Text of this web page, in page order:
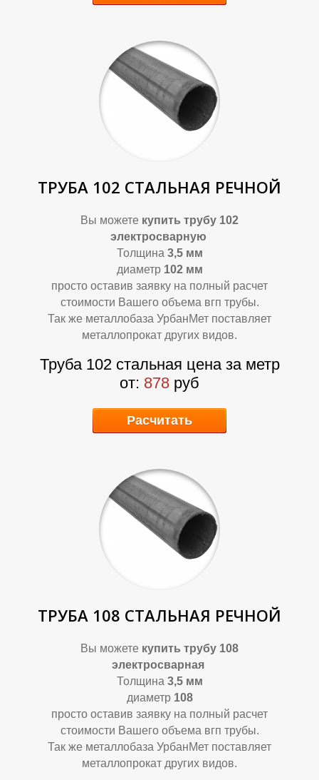
У
Т
ТРУБА 102 СТАЛЬНАЯ РЕЧНОЙ
Вы можете купить трубу 102
электросварную
Толщина 3,5 мм
диаметр 102 мм
просто оставив заявку на полный расчет
стоимости Вашего объема вгп трубы.
Так же металлобаза УрбанМет поставляет
металлопрокат других видов.
Труба 102 стальная цена за метр
от: 878 руб
Расчитать
ТРУБА 108 СТАЛЬНАЯ РЕЧНОЙ
Вы можете купить трубу 108
электросварная
Толщина 3,5 мм
диаметр108
просто оставив заявку на полный расчет
стоимости Вашего объема вгп трубы.
Так же металлобаза УрбанМет поставляет
металлопрокат других видов.
В
У